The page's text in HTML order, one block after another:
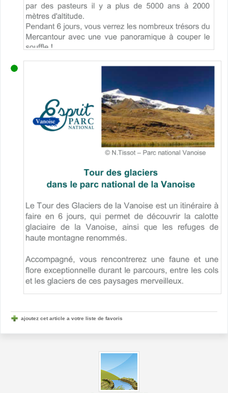
ajoutez cet article a votre liste de favoris